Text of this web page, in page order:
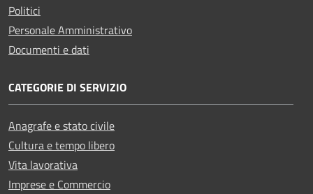
Politici
Personale Amministrativo
Documenti e dati
CATEGORIE DI SERVIZIO
Anagrafe e stato civile
Cultura e tempo libero
Vita lavorativa
Imprese e Commercio